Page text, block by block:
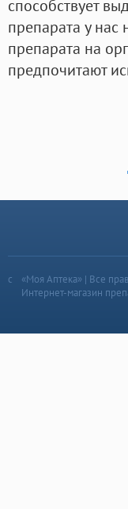
способствует
препарата у нас
препарата на
предпочитают
«Моя Аптека» | Все
Интернет-магазин